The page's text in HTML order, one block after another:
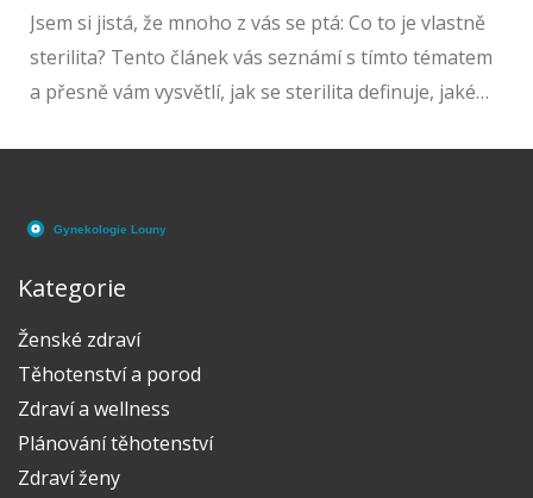
Jsem si jistá, že mnoho z vás se ptá: Co to je vlastně
sterilita? Tento článek vás seznámí s tímto tématem
a přesně vám vysvětlí, jak se sterilita definuje, jaké
sterilita a jak se týká každého z nás.
Kategorie
Ženské zdraví
Těhotenství a porod
Zdraví a wellness
Plánování těhotenství
Zdraví ženy